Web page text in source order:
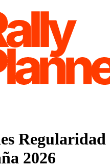
Regularidad
2026